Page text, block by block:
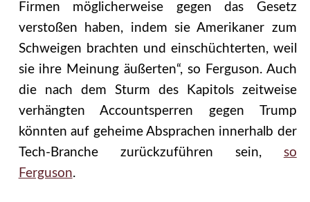
Firmen möglicherweise gegen das Gesetz
verstoßen haben, indem sie Amerikaner zum
Schweigen brachten und einschüchterten, weil
sie ihre Meinung äußerten“, so Ferguson. Auch
die nach dem Sturm des Kapitols zeitweise
verhängten Accountsperren gegen Trump
könnten auf geheime Absprachen innerhalb der
Tech-Branche zurückzuführen sein, so
Ferguson.